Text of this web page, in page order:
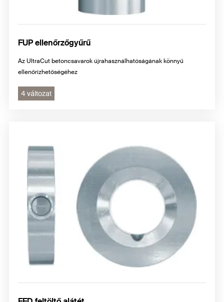
FUP ellenőrzőgyűrű
Az UltraCut betoncsavarok újrahasználhatóságának könnyű
ellenőrizhetőségéhez
4 változat